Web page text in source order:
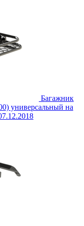
Багажник
универсальный на